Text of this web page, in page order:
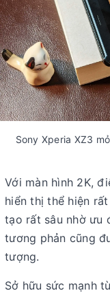
Sony Xperia XZ3
Với màn hình 2K,
hiển thị thể hiện
tạo rất sâu nhờ ưu
tương phản cũng
tượng.
Sở hữu sức mạnh